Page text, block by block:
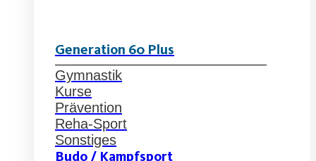
Generation 60 Plus
Gymnastik
Kurse
Prävention
Reha-Sport
Sonstiges
Budo / Kampfsport